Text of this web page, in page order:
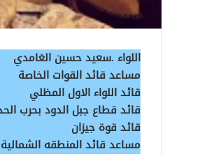
اللواء .سعيد حسين الغامدي
مساعد قائد القوات الخاصة
قائد اللواء الاول المظلي
قائد قطاع جبل الدود بحرب
قائد قوة جيزان
مساعد قائد المنطقه الشمالية